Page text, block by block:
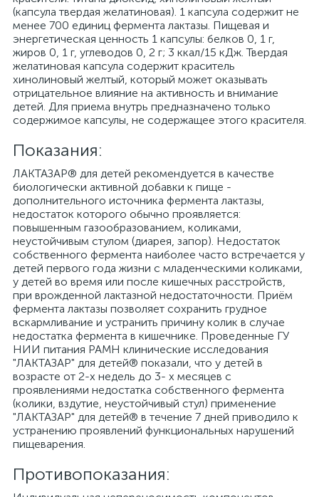
(капсула твердая желатиновая). 1 капсула содержит не
менее 700 единиц фермента лактазы. Пищевая и
энергетическая ценность 1 капсулы: белков 0, 1 г,
жиров 0, 1 г, углеводов 0, 2 г; 3 ккал/15 кДж. Твердая
желатиновая капсула содержит краситель
хинолиновый желтый, который может оказывать
отрицательное влияние на активность и внимание
детей. Для приема внутрь предназначено только
содержимое капсулы, не содержащее этого красителя.
Показания:
ЛАКТАЗАР® для детей рекомендуется в качестве
биологически активной добавки к пище -
дополнительного источника фермента лактазы,
недостаток которого обычно проявляется:
повышенным газообразованием, коликами,
неустойчивым стулом (диарея, запор). Недостаток
собственного фермента наиболее часто встречается у
детей первого года жизни с младенческими коликами,
у детей во время или после кишечных расстройств,
при врожденной лактазной недостаточности. Приём
фермента лактазы позволяет сохранить грудное
вскармливание и устранить причину колик в случае
недостатка фермента в кишечнике. Проведенные ГУ
НИИ питания РАМН клинические исследования
"ЛАКТАЗАР" для детей® показали, что у детей в
возрасте от 2-х недель до 3- х месяцев с
проявлениями недостатка собственного фермента
(колики, вздутие, неустойчивый стул) применение
"ЛАКТАЗАР" для детей® в течение 7 дней приводило к
устранению проявлений функциональных нарушений
пищеварения.
Противопоказания: